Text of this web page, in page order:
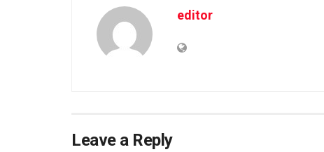
editor
Leave a Reply